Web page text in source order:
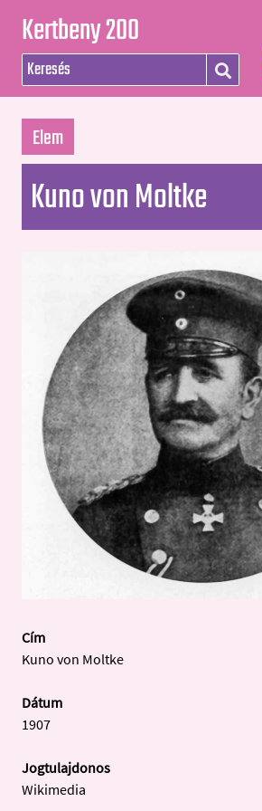
Kertbeny 200
Kuno von Moltke
Elem
Cím
Kuno von Moltke
Dátum
1907
Jogtulajdonos
Wikimedia